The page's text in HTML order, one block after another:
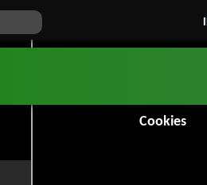
Cookies